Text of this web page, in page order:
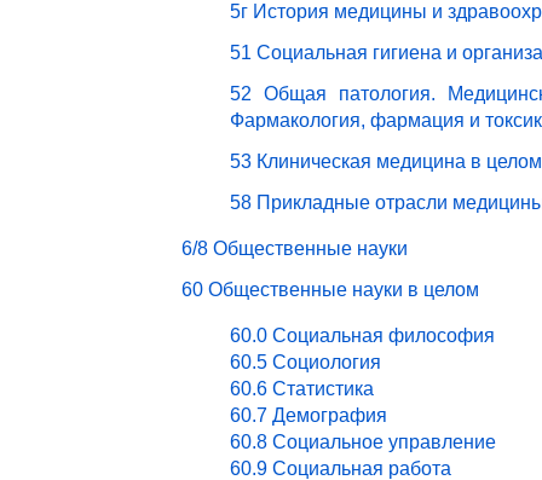
5г История медицины и
51 Социальная гигиена и
52 Общая патология.
Фармакология, фармация и
53 Клиническая медицина в целом
58 Прикладные отрасли
6/8 Общественные науки
60 Общественные науки в целом
60.0 Социальная философия
60.5 Социология
60.6 Статистика
60.7 Демография
60.8 Социальное управление
60.9 Социальная работа